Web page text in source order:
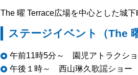
The 曜 Terrace広場を中心とした城
ステージイベント（The
午前11時5分～ 園児アトラクシ
午後１時～ 西山琳久歌謡ショー